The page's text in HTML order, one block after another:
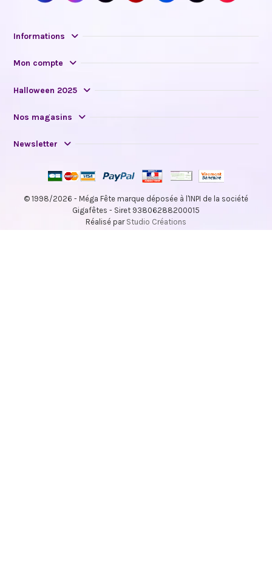
Informations
Mon compte
Halloween 2025
Nos magasins
Newsletter
© 1998/2026 - Méga Fête marque déposée à l'INPI de la société
Gigafêtes - Siret 93806288200015
Réalisé par Studio Créations